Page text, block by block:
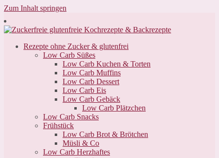
Zum Inhalt springen
Rezepte ohne Zucker & glutenfrei
Low Carb Süßes
Low Carb Kuchen & Torten
Low Carb Muffins
Low Carb Dessert
Low Carb Eis
Low Carb Gebäck
Low Carb Plätzchen
Low Carb Snacks
Frühstück
Low Carb Brot & Brötchen
Müsli & Co
Low Carb Herzhaftes